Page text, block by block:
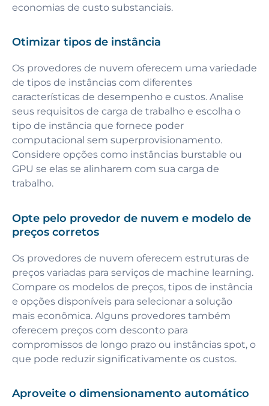
economias de custo substanciais.
Otimizar tipos de instância
Os provedores de nuvem oferecem uma variedade
de tipos de instâncias com diferentes
características de desempenho e custos. Analise
seus requisitos de carga de trabalho e escolha o
tipo de instância que fornece poder
computacional sem superprovisionamento.
Considere opções como instâncias burstable ou
GPU se elas se alinharem com sua carga de
trabalho.
Opte pelo provedor de nuvem e modelo de
preços corretos
Os provedores de nuvem oferecem estruturas de
preços variadas para serviços de machine learning.
Compare os modelos de preços, tipos de instância
e opções disponíveis para selecionar a solução
mais econômica. Alguns provedores também
oferecem preços com desconto para
compromissos de longo prazo ou instâncias spot, o
que pode reduzir significativamente os custos.
Aproveite o dimensionamento automático